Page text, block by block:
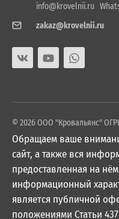
info@krovelnii.ru
zakaz@krovelnii.ru
© 2026 ООО "Кровальянс"
Обращаем ваше
сайт, а также вся
предоставленная на
информационный
является публичной
положениями Статьи